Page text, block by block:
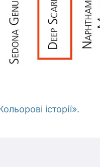
історії».